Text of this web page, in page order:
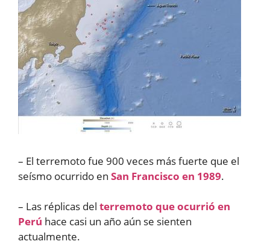
– El terremoto fue 900 veces más fuerte que el
seísmo ocurrido en San Francisco en 1989.
– Las réplicas del terremoto que ocurrió en
Perú hace casi un año aún se sienten
actualmente.